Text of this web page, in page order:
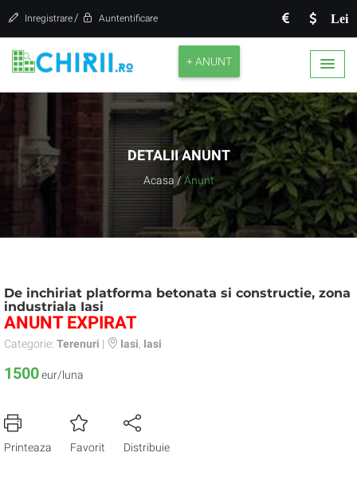
Lei
Inregistrare / Auntentificare
+ ANUNT
DETALII ANUNT
Acasa / Anunt
De inchiriat platforma betonata si constructie, zona
industriala Iasi
ANUNT EXPIRAT
Categorie: Terenuri | Iasi Iasi
1500eur/luna
Printeaza Favorit Distribuie